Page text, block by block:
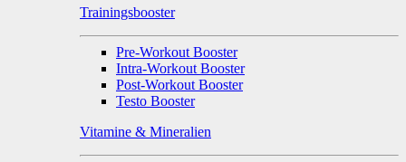
Trainingsbooster
Pre-Workout Booster
Intra-Workout Booster
Post-Workout Booster
Testo Booster
Vitamine & Mineralien